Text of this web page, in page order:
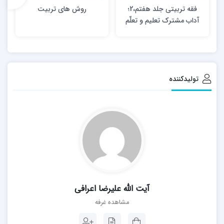
فقه تربیتی جلد هفتم،2؛
آداب مشترک تعلیم و تعلّم
روش های تربیت
تولیدکننده
آیت الله علیرضا اعرافی
مشاهده غرفه